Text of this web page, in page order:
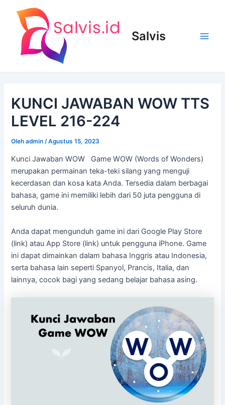
konten
Salvis
KUNCI JAWABAN WOW TTS
LEVEL 216-224
Olehadmin/Agustus 15, 2023
Kunci Jawaban WOW Game WOW (Words of Wonders)
merupakan permainan teka-teki silang yang menguji
kecerdasan dan kosa kata Anda. Tersedia dalam berbagai
bahasa, game ini memiliki lebih dari 50 juta pengguna di
seluruh dunia.
Anda dapat mengunduh game ini dari Google Play Store
(link) atau App Store (link) untuk pengguna iPhone. Game
ini dapat dimainkan dalam bahasa Inggris atau Indonesia,
serta bahasa lain seperti Spanyol, Prancis, Italia, dan
lainnya, cocok bagi yang sedang belajar bahasa asing.